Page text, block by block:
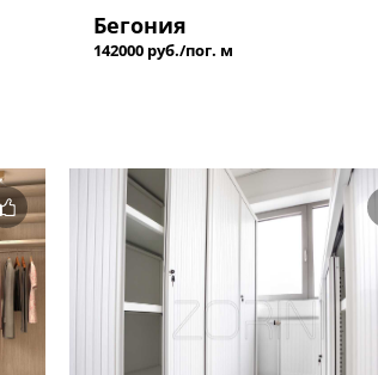
Бегония
142000 руб./пог. м